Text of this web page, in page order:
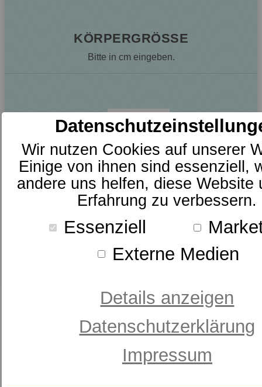
KÖRPERGRÖSSE
Bitte in cm eingeben.
cm
Wir nutzen Cookies auf unserer
Einige von ihnen sind essenziell,
andere uns helfen, diese Website
Erfahrung zu verbessern.
Essenziell
Externe Medien
Details anzeigen
Datenschutzerklärung
Impressum